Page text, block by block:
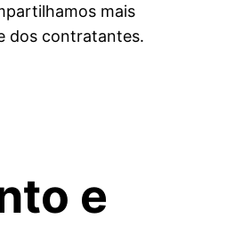
mais
dos contratantes.
e